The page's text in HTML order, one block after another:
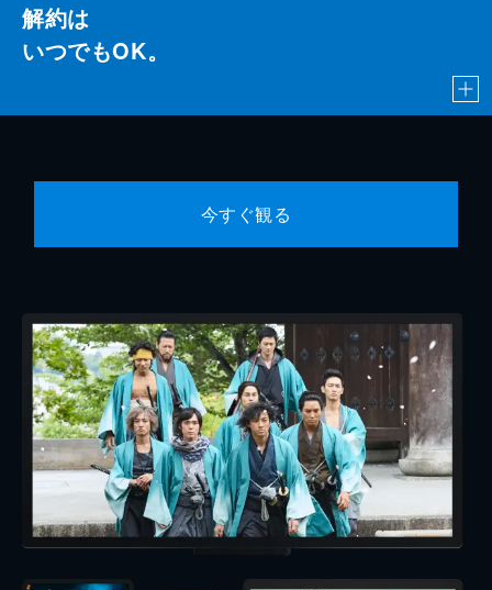
解約は
いつでもOK。
今すぐ観る